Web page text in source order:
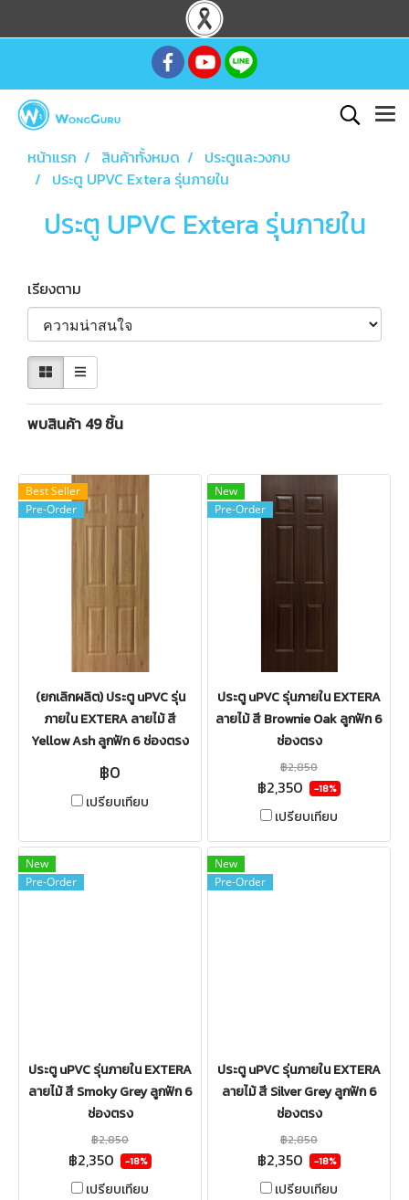
หน้าแรก สินค้าทั้งหมด
ประตูและวงกบ
ประตู UPVC Extera รุ่นภายใน
ประตู UPVC Extera รุ่นภายใน
เรียงตาม
พบสินค้า 49 ชิ้น
Best Seller
Pre-Order
(ยกเลิกผลิต) ประตู uPVC รุ่น
ภายใน EXTERA ลายไม้ สี
Yellow Ash ลูกฟัก 6 ช่องตรง
฿0
เปรียบเทียบ
New
Pre-Order
ประตู uPVC รุ่นภายใน EXTERA
ลายไม้ สี Brownie Oak ลูกฟัก 6
ช่องตรง
฿2,850
฿2,350 -18%
เปรียบเทียบ
New
Pre-Order
ประตู uPVC รุ่นภายใน EXTERA
ลายไม้ สี Smoky Grey ลูกฟัก 6
ช่องตรง
฿2,850
฿2,350 -18%
เปรียบเทียบ
New
Pre-Order
ประตู uPVC รุ่นภายใน EXTERA
ลายไม้ สี Silver Grey ลูกฟัก 6
ช่องตรง
฿2,850
฿2,350 -18%
เปรียบเทียบ